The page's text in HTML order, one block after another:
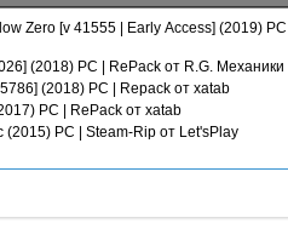
Zero [v 41555 | Early Access] (2019)
(2018) PC | RePack от R.G. Механики
(2018) PC | Repack от xatab
PC | RePack от xatab
(2015) PC | Steam-Rip от Let'sРlay